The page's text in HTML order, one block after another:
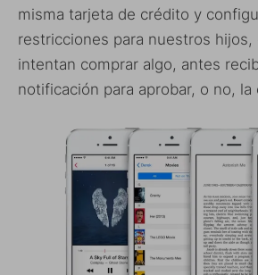
misma tarjeta de crédito y
restricciones para nuestros hijos,
intentan comprar algo, antes
notificación para aprobar, o no, la